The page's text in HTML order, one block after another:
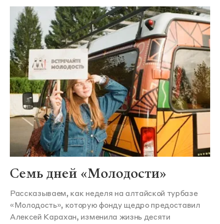
Семь дней «Молодости»
Рассказываем, как неделя на алтайской турбазе
«Молодость», которую фонду щедро предоставил
Алексей Карахан, изменила жизнь десяти